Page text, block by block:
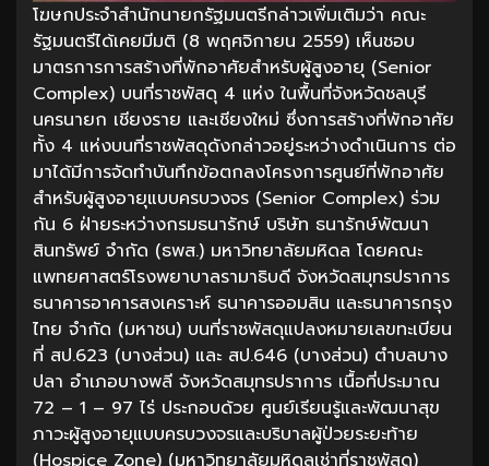
โฆษกประจำสำนักนายกรัฐมนตรีกล่าวเพิ่มเติมว่า คณะ
รัฐมนตรีได้เคยมีมติ (8 พฤศจิกายน 2559) เห็นชอบ
มาตรการการสร้างที่พักอาศัยสำหรับผู้สูงอายุ (Senior
Complex) บนที่ราชพัสดุ 4 แห่ง ในพื้นที่จังหวัดชลบุรี
นครนายก เชียงราย และเชียงใหม่ ซึ่งการสร้างที่พักอาศัย
ทั้ง 4 แห่งบนที่ราชพัสดุดังกล่าวอยู่ระหว่างดำเนินการ ต่อ
มาได้มีการจัดทำบันทึกข้อตกลงโครงการศูนย์ที่พักอาศัย
สำหรับผู้สูงอายุแบบครบวงจร (Senior Complex) ร่วม
กัน 6 ฝ่ายระหว่างกรมธนารักษ์ บริษัท ธนารักษ์พัฒนา
สินทรัพย์ จำกัด (ธพส.) มหาวิทยาลัยมหิดล โดยคณะ
แพทยศาสตร์โรงพยาบาลรามาธิบดี จังหวัดสมุทรปราการ
ธนาคารอาคารสงเคราะห์ ธนาคารออมสิน และธนาคารกรุง
ไทย จำกัด (มหาชน) บนที่ราชพัสดุแปลงหมายเลขทะเบียน
ที่ สป.623 (บางส่วน) และ สป.646 (บางส่วน) ตำบลบาง
ปลา อำเภอบางพลี จังหวัดสมุทรปราการ เนื้อที่ประมาณ
72 – 1 – 97 ไร่ ประกอบด้วย ศูนย์เรียนรู้และพัฒนาสุข
ภาวะผู้สูงอายุแบบครบวงจรและบริบาลผู้ป่วยระยะท้าย
(Hospice Zone) (มหาวิทยาลัยมหิดลเช่าที่ราชพัสดุ)